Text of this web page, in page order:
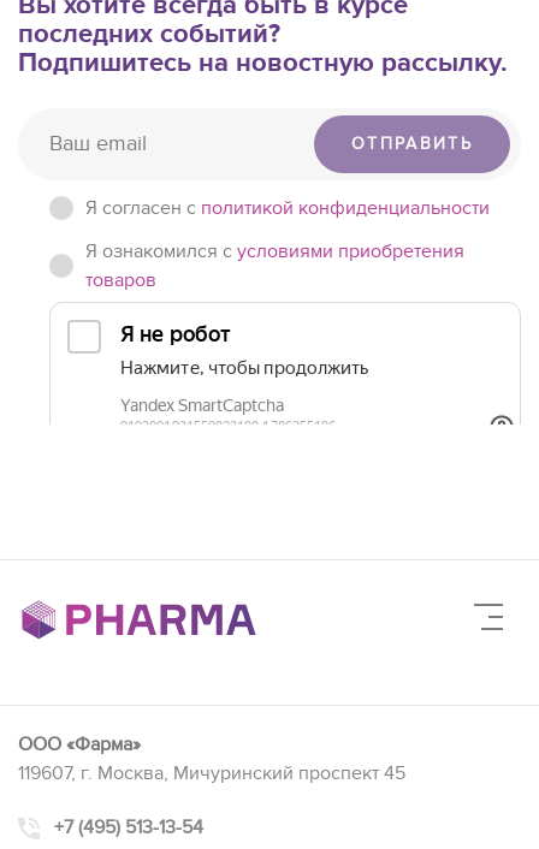
последних событий?
Подпишитесь на новостную рассылку.
ОТПРАВИТЬ
Я согласен c политикой конфиденциальности
Я ознакомился с условиями приобретения
товаров
ООО «Фарма»
119607, г. Москва, Мичуринский проспект 45
+7 (495) 513-13-54